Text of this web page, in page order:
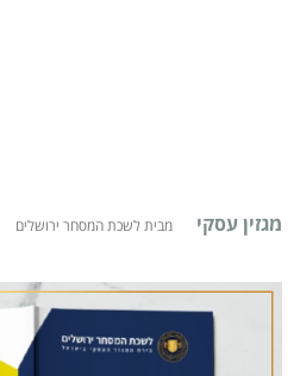
מגזין עסקי מבית לשכת המסחר ירושלים